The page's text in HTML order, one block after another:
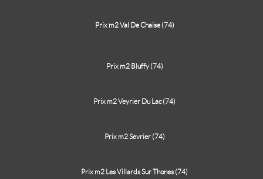
Prix m2 Val De Chaise (74)
Prix m2 Bluffy (74)
Prix m2 Veyrier Du Lac (74)
Prix m2 Sevrier (74)
Prix m2 Les Villards Sur Thones (74)